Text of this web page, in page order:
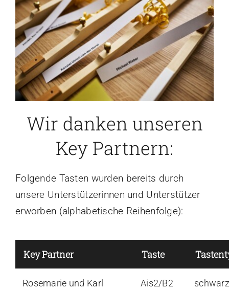
Wir danken unseren
Key Partnern:
Folgende Tasten wurden bereits durch
unsere Unterstützerinnen und Unterstützer
erworben (alphabetische Reihenfolge):
Key Partner Taste
Rosemarie und Karl
Ais2/B2